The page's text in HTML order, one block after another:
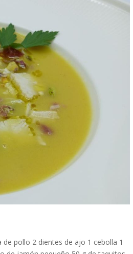
de pollo 2 dientes de ajo 1 cebolla 1